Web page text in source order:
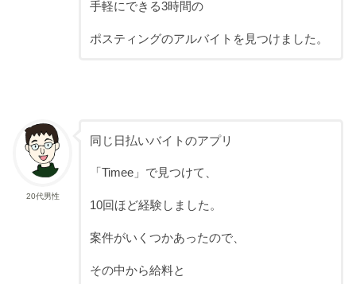
手軽にできる3時間の
ポスティングのアルバイトを見つけました。
20代男性
同じ日払いバイトのアプリ
「Timee」で見つけて、
10回ほど経験しました。
案件がいくつかあったので、
その中から給料と